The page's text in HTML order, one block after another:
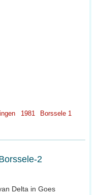
1981 Borssele 1
2
Delta in Goes